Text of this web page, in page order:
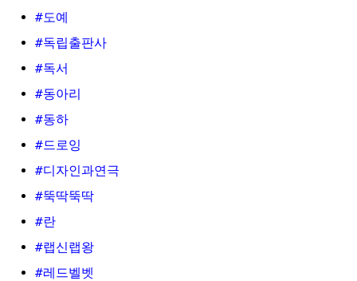
#도예
#독립출판사
#독서
#동아리
#동하
#드로잉
#디자인과연극
#뚝딱뚝딱
#란
#랩신랩왕
#레드벨벳